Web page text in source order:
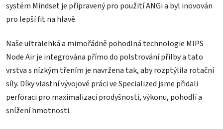
systém Mindset je připravený pro použití ANGi a byl inovován
pro lepší fit na hlavě.
Naše ultralehká a mimořádně pohodlná technologie MIPS
Node Air je integrována přímo do polstrování přilby a tato
vrstva s nízkým třením je navržena tak, aby rozptýlila rotační
síly. Díky vlastní vývojové práci ve Specialized jsme přidali
perforaci pro maximalizaci prodyšnosti, výkonu, pohodlí a
snížení hmotnosti.